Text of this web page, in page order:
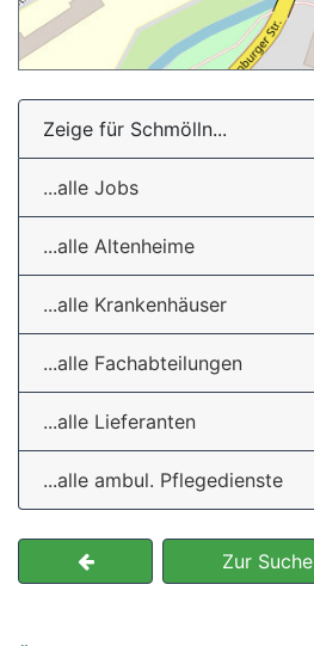
Zeige für Schmölln...
...alle Jobs
...alle Altenheime
...alle Krankenhäuser
...alle Fachabteilungen
...alle Lieferanten
...alle ambul. Pflegedienste
Zur Suche